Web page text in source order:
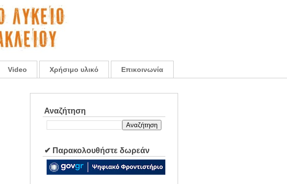
Video Χρήσιμο υλικό Επικοινωνία
Αναζήτηση
✔ Παρακολουθήστε δωρεάν